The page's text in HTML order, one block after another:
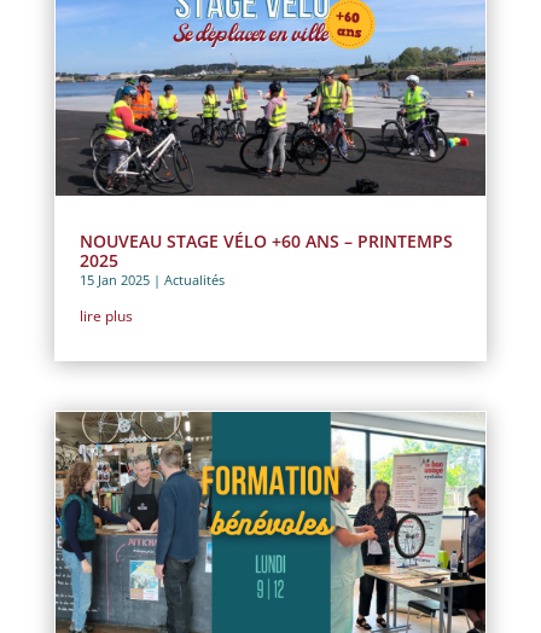
NOUVEAU STAGE VÉLO +60 ANS – PRINTEMPS
2025
15 Jan 2025| Actualités
lire plus